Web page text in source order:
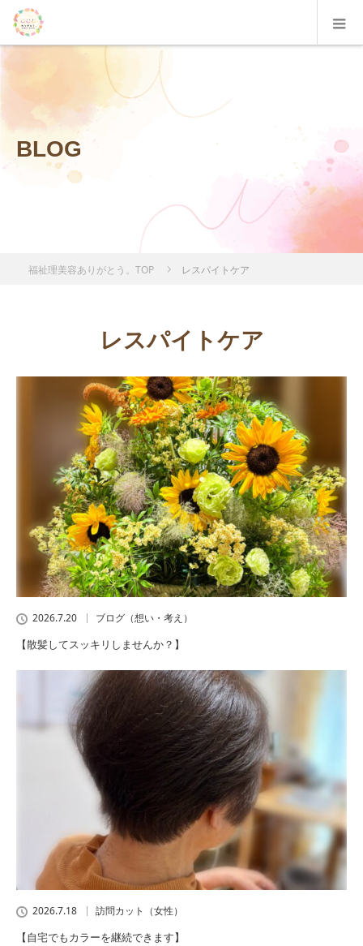
BLOG
福祉理美容ありがとう。TOP レスパイトケア
レスパイトケア
2026.7.20 ブログ（想い・考え）
【散髪してスッキリしませんか？】
2026.7.18 訪問カット（女性）
【自宅でもカラーを継続できます】